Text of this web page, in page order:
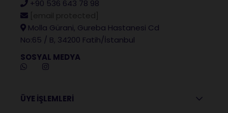
+90 536 643 78 98
Molla Gürani, Gureba Hastanesi Cd
No:65 / B, 34200 Fatih/İstanbul
SOSYAL MEDYA
ÜYE İŞLEMLERİ